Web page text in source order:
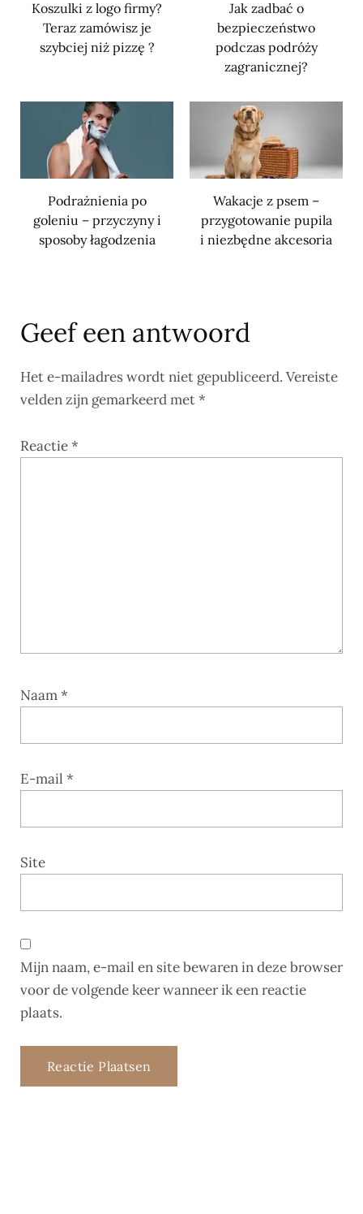
Koszulki z logo firmy?
Teraz zamówisz je
szybciej niż pizzę ?
Jak zadbać o
bezpieczeństwo
podczas podróży
zagranicznej?
Podrażnienia po
goleniu – przyczyny i
sposoby łagodzenia
Wakacje z psem –
przygotowanie pupila
i niezbędne akcesoria
Geef een antwoord
Het e-mailadres wordt niet gepubliceerd. Vereiste
velden zijn gemarkeerd met*
Reactie*
Naam*
E-mail *
Site
Mijn naam, e-mail en site bewaren in deze browser
voor de volgende keer wanneer ik een reactie
plaats.